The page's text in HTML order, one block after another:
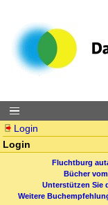
Login
Login
Fluchtburg
Bücher
Unterstützen Sie
Weitere